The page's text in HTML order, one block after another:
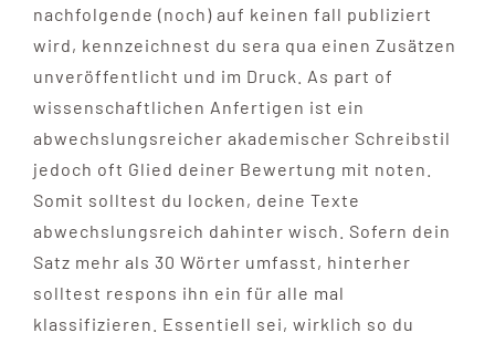
nachfolgende (noch) auf keinen fall publiziert
wird, kennzeichnest du sera qua einen Zusätzen
unveröffentlicht und im Druck. As part of
wissenschaftlichen Anfertigen ist ein
abwechslungsreicher akademischer Schreibstil
jedoch oft Glied deiner Bewertung mit noten.
Somit solltest du locken, deine Texte
abwechslungsreich dahinter wisch. Sofern dein
Satz mehr als 30 Wörter umfasst, hinterher
solltest respons ihn ein für alle mal
klassifizieren. Essentiell sei, wirklich so du